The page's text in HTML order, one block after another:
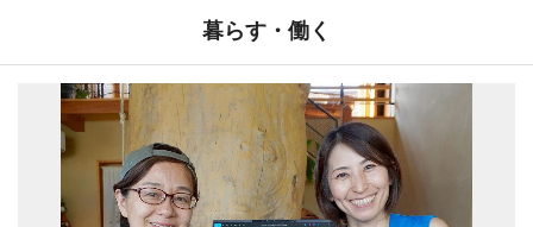
暮らす・働く